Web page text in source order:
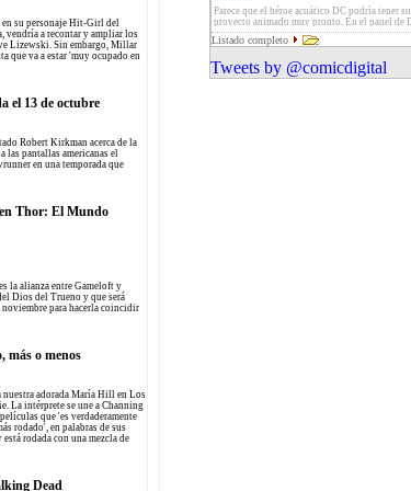
su personaje Hit-Girl del
vendría a recontar y ampliar los
Lizewski. Sin embargo, Millar
que va a estar 'muy ocupado en
el 13 de octubre
Robert Kirkman acerca de la
las pantallas americanas el
en una temporada que
Thor: El Mundo
la alianza entre Gameloft y
Dios del Trueno y que será
para hacerla coincidir
más o menos
nuestra adorada María Hill en Los
La intérprete se une a Channing
que 'es verdaderamente
rodado', en palabras de sus
rodada con una mezcla de
Dead
'Capitán América: Soldado de Invierno'.
escenas inéditas, comentarios y making-ofs
el lanzamiento.
Gimple como showrunner y Robert Kirkman,
Anne Hurd, David Alpert, Greg Nicotero y Tom
como productores ejecutivos
Parece que el héroe acuático DC podría tener
proyecto animado muy pronto. En el panel de
Entertainment se ha insinuado que, a pesar de
aparecer en la siguiente película Justice
futuros estrenos de la compañía
Listado completo
Tweets by @comicdigital